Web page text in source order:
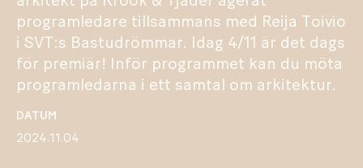
DATUM
2024.11.04
programledare tillsammans med Reija Toivio
i SVT:s Bastudrömmar. Idag 4/11 är det dags
för premiär! Inför programmet kan du möta
programledarna i ett samtal om arkitektur.